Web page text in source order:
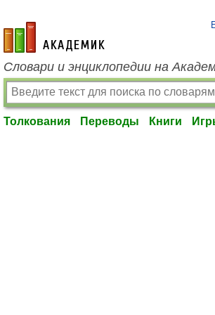
academic.ru
Словари и энциклопедии на
Толкования Переводы Книги